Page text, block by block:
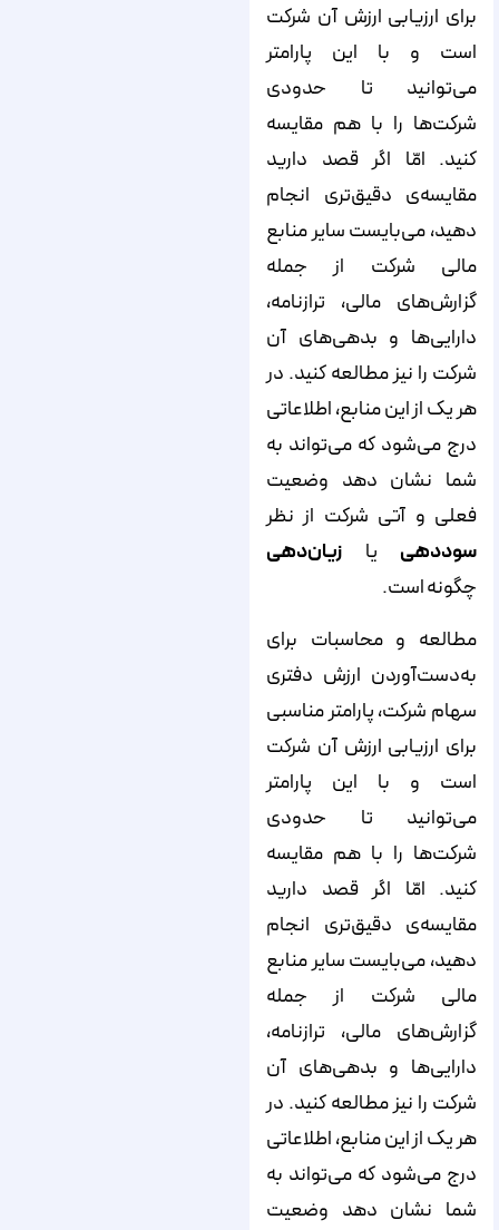
برای ارزیابی ارزش آن شرکت
است و با این پارامتر
می‌توانید تا حدودی
شرکت‌ها را با هم مقایسه
کنید. امّا اگر قصد دارید
مقایسه‌ی دقیق‌تری انجام
دهید، می‌بایست سایر منابع
مالی شرکت از جمله
گزارش‌های مالی، ترازنامه،
دارایی‌ها و بدهی‌های آن
شرکت را نیز مطالعه کنید. در
هر یک از این منابع، اطلاعاتی
درج می‌شود که می‌تواند به
شما نشان دهد وضعیت
فعلی و آتی شرکت از نظر
سوددهی یا زیان‌دهی
چگونه است.
مطالعه‌ و محاسبات برای
به‌دست‌آوردن ارزش دفتری
سهام شرکت، پارامتر مناسبی
برای ارزیابی ارزش آن شرکت
است و با این پارامتر
می‌توانید تا حدودی
شرکت‌ها را با هم مقایسه
کنید. امّا اگر قصد دارید
مقایسه‌ی دقیق‌تری انجام
دهید، می‌بایست سایر منابع
مالی شرکت از جمله
گزارش‌های مالی، ترازنامه،
دارایی‌ها و بدهی‌های آن
شرکت را نیز مطالعه کنید. در
هر یک از این منابع، اطلاعاتی
درج می‌شود که می‌تواند به
شما نشان دهد وضعیت